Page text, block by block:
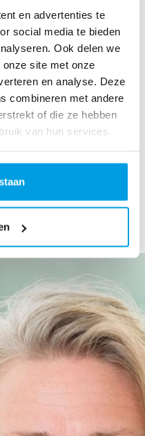
en advertenties te
social media te bieden
Ook delen we
site met onze
en analyse. Deze
combineren met andere
of die ze hebben
van hun services.